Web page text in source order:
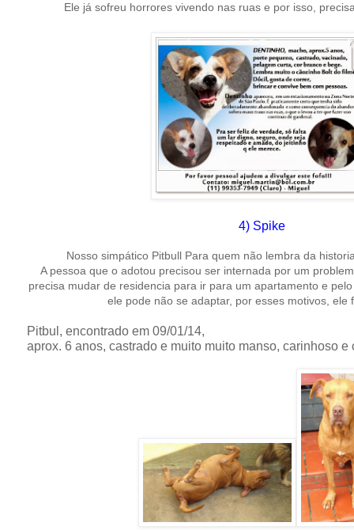
Ele já sofreu horrores vivendo nas ruas e por isso,
4) Spike
Nosso simpático Pitbull Para quem não lembra da
A pessoa que o adotou precisou ser internada por um
precisa mudar de residencia para ir para um apartamento e
ele pode não se adaptar, por esses motivos, ele
Pitbul, encontrado em 09/01/14,
aprox. 6 anos, castrado e muito muito manso, carinhoso e